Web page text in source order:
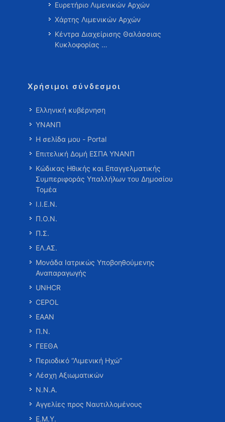
Ευρετήριο Λιμενικών Αρχών
Χάρτης Λιμενικών Αρχών
Κέντρα Διαχείρισης Θαλάσσιας
Κυκλοφορίας …
Χρήσιμοι σύνδεσμοι
Ελληνική κυβέρνηση
ΥΝΑΝΠ
Η σελίδα μου - Portal
Επιτελική Δομή ΕΣΠΑ ΥΝΑΝΠ
Κώδικας Ηθικής και Επαγγελματικής
Συμπεριφοράς Υπαλλήλων του Δημοσίου
Τομέα
Ι.Ι.Ε.Ν.
Π.Ο.Ν.
Π.Σ.
ΕΛ.ΑΣ.
Μονάδα Ιατρικώς Υποβοηθούμενης
Αναπαραγωγής
UNHCR
CEPOL
ΕΑΑΝ
Π.Ν.
ΓΕΕΘΑ
Περιοδικό “Λιμενική Ηχώ”
Λέσχη Αξιωματικών
Ν.Ν.Α.
Αγγελίες προς Ναυτιλλομένους
Ε.Μ.Υ.